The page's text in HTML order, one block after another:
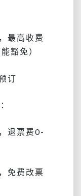
最高收费
豁免）
订
退票费0-
免费改票